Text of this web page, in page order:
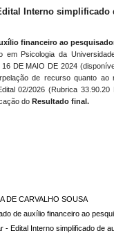
Interno
financeiro ao
em Psicologia da
DE MAIO DE 2024
de recurso quanto
02/2026 (Rubrica
do Resultado final.
DE CARVALHO SOUSA
de auxílio financeiro ao
- Edital Interno simplificado de